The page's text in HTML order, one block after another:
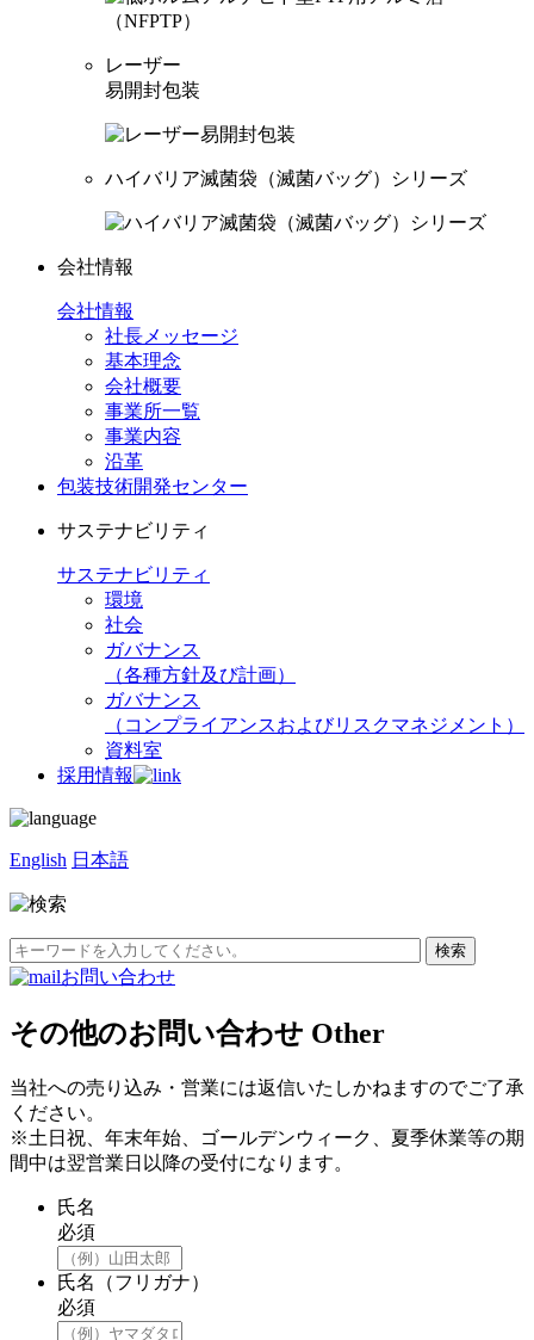
レーザー
易開封包装
ハイバリア滅菌袋（滅菌バッグ）シリーズ
会社情報
会社情報
社長メッセージ
基本理念
会社概要
事業所一覧
事業内容
沿革
包装技術開発センター
サステナビリティ
サステナビリティ
環境
社会
ガバナンス
（各種方針及び計画）
ガバナンス
（コンプライアンスおよびリスクマネジメント）
資料室
採用情報
English 日本語
お問い合わせ
その他のお問い合わせ Other
当社への売り込み・営業には返信いたしかねますのでご了承
ください。
※土日祝、年末年始、ゴールデンウィーク、夏季休業等の期
間中は翌営業日以降の受付になります。
氏名
必須
氏名（フリガナ）
必須